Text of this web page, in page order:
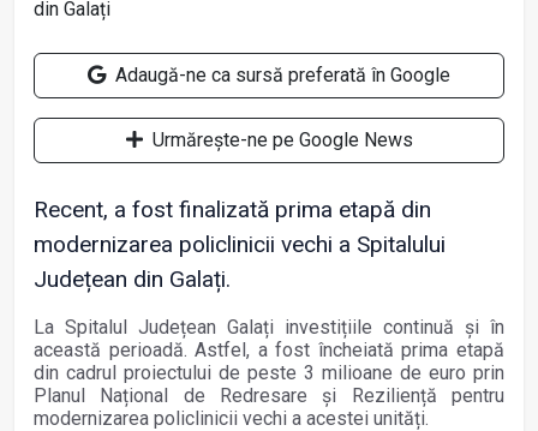
Adaugă-ne ca sursă preferată în Google
Urmărește-ne pe Google News
Recent, a fost finalizată prima etapă din
modernizarea policlinicii vechi a Spitalului
Județean din Galați.
La Spitalul Județean Galați investițiile continuă și în
această perioadă. Astfel, a fost încheiată prima etapă
din cadrul proiectului de peste 3 milioane de euro prin
Planul Național de Redresare și Reziliență pentru
modernizarea policlinicii vechi a acestei unități.